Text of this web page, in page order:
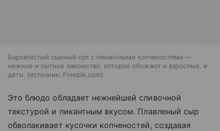
Бархатистый сырный суп с пикантными копченостями —
нежное и сытное лакомство, которое обожают и взрослые, и
дети.
источник: Freepik.com
Это блюдо обладает нежнейшей сливочной
текстурой и пикантным вкусом. Плавленый сыр
обволакивает кусочки копченостей, создавая